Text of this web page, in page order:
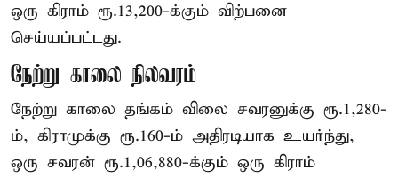
ஒரு கிராம் ரூ.13,200-க்கும் விற்பனை
செய்யப்பட்டது.
நேற்று காலை நிலவரம்
நேற்று காலை தங்கம் விலை சவரனுக்கு ரூ.1,280-
ம், கிராமுக்கு ரூ.160-ம் அதிரடியாக உயர்ந்து,
ஒரு சவரன் ரூ.1,06,880-க்கும் ஒரு கிராம்